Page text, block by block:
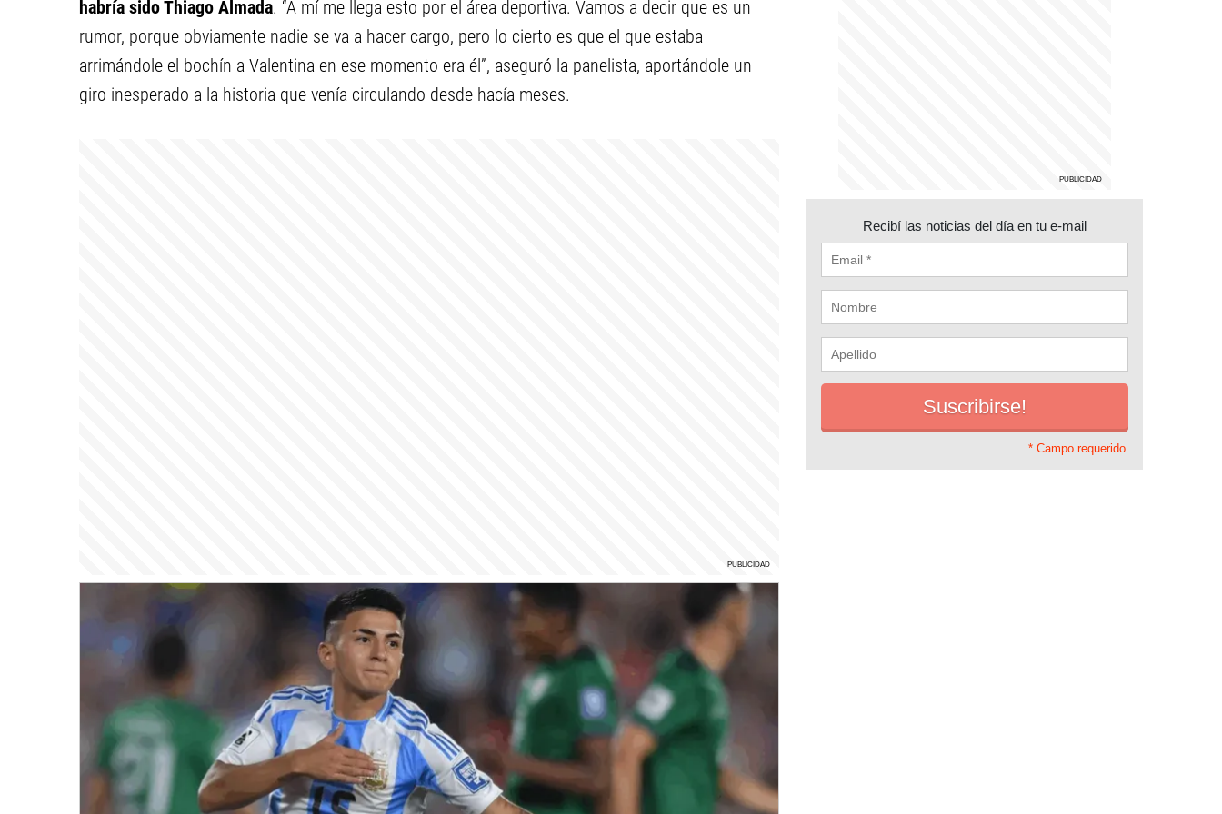
habría sido Thiago Almada. “A mí me llega esto por el área deportiva. Vamos a decir que es un
rumor, porque obviamente nadie se va a hacer cargo, pero lo cierto es que el que estaba
arrimándole el bochín a Valentina en ese momento era él”, aseguró la panelista, aportándole un
giro inesperado a la historia que venía circulando desde hacía meses.
Recibí las noticias del día en tu e-mail
* Campo requerido